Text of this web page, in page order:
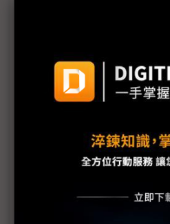
iPad Pro來勢洶洶 三星備NB
兄弟「同芯」 蘋果審慎區
蘋果新品AiP滲透率提升 台
iPad Pro規格提升 有利PCB